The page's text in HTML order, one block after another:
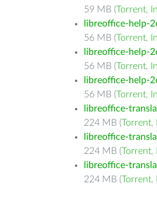
59 MB (Torrent,
libreoffice-help-
56 MB (Torrent,
libreoffice-help-
56 MB (Torrent,
libreoffice-help-
56 MB (Torrent,
libreoffice-
224 MB (Torrent,
libreoffice-
224 MB (Torrent,
libreoffice-
224 MB (Torrent,